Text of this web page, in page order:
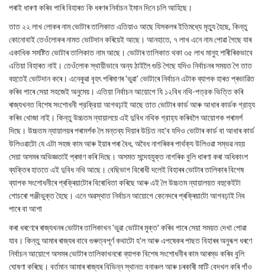
পৰাই ধাৰণা কৰিব পাৰি বিহাৰত কি ধৰণৰ নিৰ্বাচন ইমান দিনে চলি আহিছে।
তাত ২২ লাখ লোকৰ নাম ভোটাৰ তালিকাত এতিয়াও আছে যিসকলৰ ইতিমধ্যে মৃত্যু হৈছে, কিন্তু
কোনোবাই তেওঁলোকৰ নামত ভোটদান কৰিয়েই আছে। আনহাতে, ৭ লাখ এনে নাম পোৱা গৈছে যাৰ
একাধিক সমষ্টিত ভোটাৰ তালিকাত নাম আছে। ভোটাৰ তালিকাত থকা ৩৫ লাখ মানুহ শাৰীৰিকভাবে
এতিয়া বিহাৰত নাই। তেওঁলোক স্থায়ীভাবে অন্য ঠাইলৈ গুচি গৈছে যদিও নিৰ্বাচনৰ সময়ত গৈ তাত
বহুতেই ভোটদান কৰে। এনেকুৱা বৃহৎ পৰিমাণৰ 'ভুৱা' ভোটাৰে নিৰ্বাচন এটাক ব্যাপক হাৰত প্ৰভাৱিত
কৰিব পাৰে সেয়া সহজেই অনুমেয়। এতিয়া নির্বাচন আয়োগে যি ১২বিধ নথি-পত্রক ভিত্তি কৰি
ৰাজ্যখনত বিশেষ সংশোধনী প্রক্রিয়া আগবঢ়াই আছে তাত ভোটাৰ কাৰ্ড আৰু আধাৰ কাৰ্ডক গ্রাহ্য
কৰিব খোজা নাই। কিন্তু উচ্চতম ন্যায়ালয়ে এই দুবিধ নথিক গ্রাহ্য কৰিবলৈ আয়োগক পৰামৰ্শ
দিছে। উচ্চতম ন্যায়ালয়ৰ পৰামৰ্শক লৈ মন্তব্য দিয়াৰ উচিত নহ'ব যদিও ভোটাৰ কাৰ্ড বা আধাৰ কাৰ্ড
উলিওৱাটো যে এটা সহজ কাম আৰু ইয়াৰ পৰা বৈধ, অবৈধ নাগৰিকৰ পাৰ্থক্য উলিওৱা সম্ভৱ নহয়
সেয়া অসমৰ অভিজ্ঞতাই প্ৰমাণ কৰি দিছে। অসমত সন্দেহযুক্ত নাগৰিক বুলি ধাৰণা কৰা অধিকাংশ
ব্যক্তিৰ হাততে এই দুবিধ নথি আছে। বেছিভাগ বিৰোধী দলেই বিহাৰৰ ভোটাৰ তালিকাৰ বিশেষ
ব্যাপক সংশোধনীৰে প্ৰক্ৰিয়াটোৰ বিৰোধিতা কৰিছে আৰু এই লৈ উচ্চতম ন্যায়ালয়ত বহুকেইটা
গোচৰো পঞ্জীভুক্ত হৈছে। এনে অৱস্থাত নির্বাচন আয়োগে কেনেদৰে প্ৰক্ৰিয়াটো আগবঢ়াই নিব
পাৰে বা আশা
কৰা ধৰণেৰে ৰাজ্যখনৰ ভোটাৰ তালিকাখন 'ভুৱা ভোটাৰ মুক্ত' কৰিব পাৰে সেয়া সময়ত দেখা পোৱা
যাব। কিন্তু আমাৰ ৰাজ্যৰ বাবে গুৰুত্বপূৰ্ণ কথাটো হ'ল আৰু এপষেকৰ পাছত বিহাৰৰ অনুৰূপ ধৰণে
নির্বাচন আয়োগে অসমৰ ভোটাৰ তালিকাখনৰো ব্যাপক বিশেষ সংশোধনীৰ কাম আৰম্ভ কৰিব বুলি
ঘোষণা কৰিছে। বৰ্তমান আমাৰ ৰাজ্যৰ বিভিন্ন স্থানত বনাঞ্চল আৰু চৰকাৰী মাটি বেদখল কৰি গাঁও